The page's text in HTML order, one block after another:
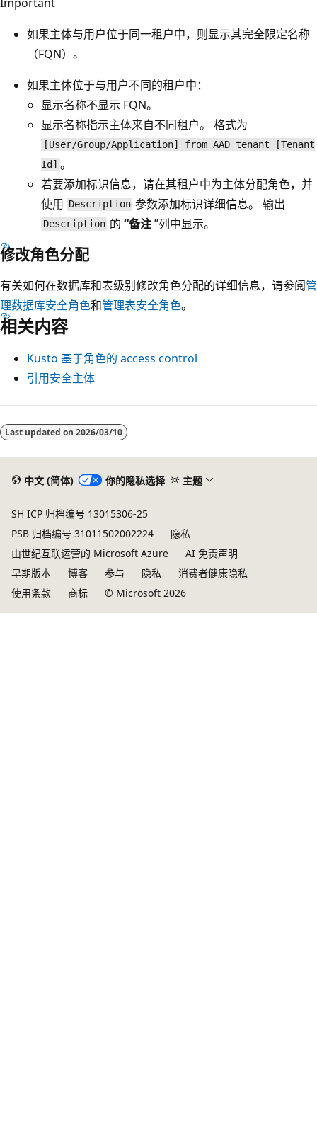
如果主体与用户位于同一租户中，则显示其完全限定名称
（FQN）。
如果主体位于与用户不同的租户中：
显示名称不显示 FQN。
显示名称指示主体来自不同租户。 格式为
[User/Group/Application] from AAD tenant [Tenant
Id] 。
若要添加标识信息，请在其租户中为主体分配角色，并
使用 Description 参数添加标识详细信息。 输出
Description 的“备注”列中显示。
修改角色分配
有关如何在数据库和表级别修改角色分配的详细信息，请参阅管
理数据库安全角色和管理表安全角色。
相关内容
Kusto 基于角色的 access control
引用安全主体
Last updated on 2026/03/10
中文 (简体) 你的隐私选择 主题
SH ICP 归档编号 13015306-25
PSB 归档编号 31011502002224
隐私
由世纪互联运营的 Microsoft Azure
AI 免责声明
早期版本
博客 参与 隐私
消费者健康隐私
使用条款
商标 © Microsoft 2026